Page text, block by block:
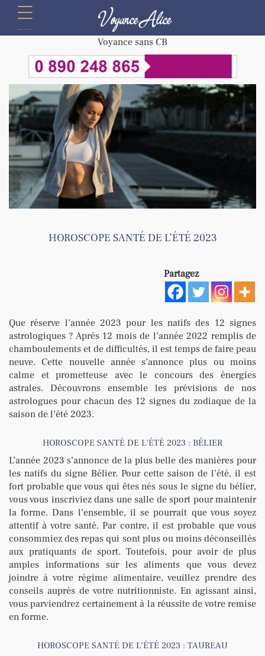
Voyance Alice
Voyance sans CB
HOROSCOPE SANTÉ DE L’ÉTÉ 2023
Partagez
Que réserve l’année 2023 pour les natifs des 12 signes
astrologiques ? Après 12 mois de l’année 2022 remplis de
chamboulements et de difficultés, il est temps de faire peau
neuve. Cette nouvelle année s’annonce plus ou moins
calme et prometteuse avec le concours des énergies
astrales. Découvrons ensemble les prévisions de nos
astrologues pour chacun des 12 signes du zodiaque de la
saison de l’été 2023.
HOROSCOPE SANTÉ DE L’ÉTÉ 2023 : BÉLIER
L’année 2023 s’annonce de la plus belle des manières pour
les natifs du signe Bélier. Pour cette saison de l’été, il est
fort probable que vous qui êtes nés sous le signe du bélier,
vous vous inscriviez dans une salle de sport pour maintenir
la forme. Dans l’ensemble, il se pourrait que vous soyez
attentif à votre santé. Par contre, il est probable que vous
consommiez des repas qui sont plus ou moins déconseillés
aux pratiquants de sport. Toutefois, pour avoir de plus
amples informations sur les aliments que vous devez
joindre à votre régime alimentaire, veuillez prendre des
conseils auprès de votre nutritionniste. En agissant ainsi,
vous parviendrez certainement à la réussite de votre remise
en forme.
HOROSCOPE SANTÉ DE L’ÉTÉ 2023 : TAUREAU
menu